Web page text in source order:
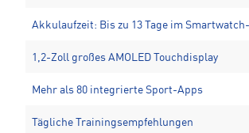
Akkulaufzeit: Bis zu 13 Tage im
1,2-Zoll großes AMOLED Touchdisplay
Mehr als 80 integrierte Sport-Apps
Tägliche Trainingsempfehlungen